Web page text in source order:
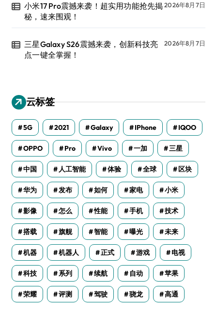
小米17 Pro震撼来袭！超实用功能抢先揭
秘，速来围观！
2026年8月7日
三星Galaxy S26震撼来袭，创新科技亮
点一键全掌握！
2026年8月7日
云标签
5G 2021 Galaxy IPhone IQOO
OPPO Pro Vivo 一加 三星
中国 人工智能 体验 全球 区块
华为 发布 如何 家电 小米
影像 怎么 性能 手机 技术
搭载 旗舰 智能 曝光 未来
机器 机器人 正式 游戏 电视
科技 系列 续航 自动 苹果
荣耀 评测 驾驶 骁龙 高通